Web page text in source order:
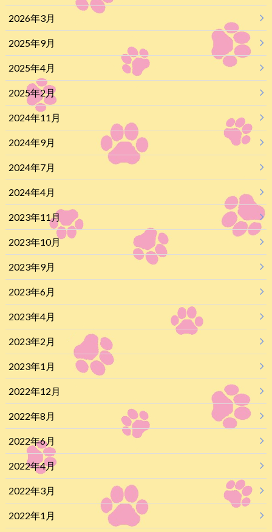
2026年3月
2025年9月
2025年4月
2025年2月
2024年11月
2024年9月
2024年7月
2024年4月
2023年11月
2023年10月
2023年9月
2023年6月
2023年4月
2023年2月
2023年1月
2022年12月
2022年8月
2022年6月
2022年4月
2022年3月
2022年1月